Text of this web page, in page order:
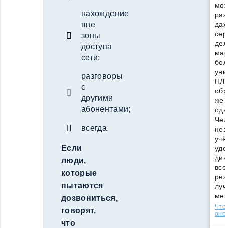
нахождение
вне
зоны
доступа
сети;
разговоры
с
другими
абонентами;
всегда.
Если
люди,
которые
пытаются
дозвониться,
говорят,
что
же